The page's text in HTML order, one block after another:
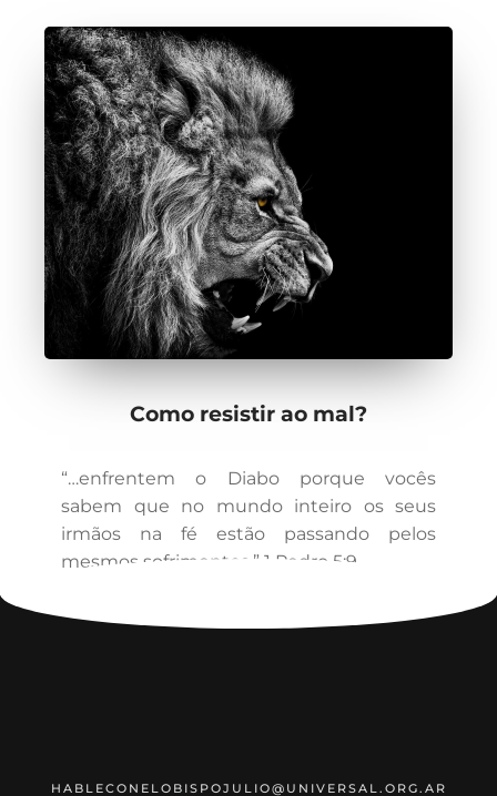
Como resistir ao mal?
“…enfrentem o Diabo porque vocês
sabem que no mundo inteiro os seus
irmãos na fé estão passando pelos
mesmos sofrimentos.” 1 Pedro 5:9
HABLECONELOBISPOJULIO@UNIVERSAL.ORG.AR